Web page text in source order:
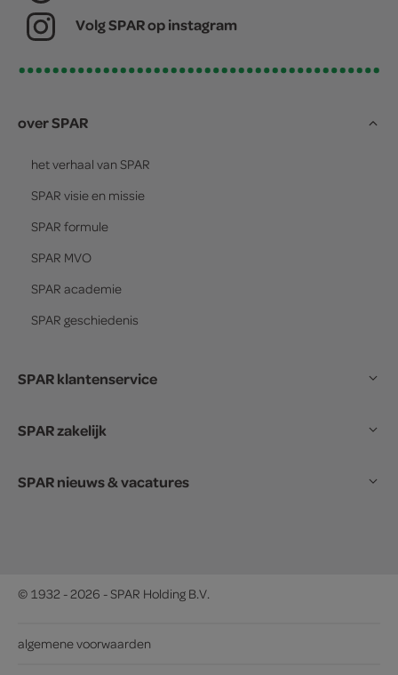
Volg SPAR op instagram
over SPAR
het verhaal van SPAR
SPAR visie en missie
SPAR formule
SPAR MVO
SPAR academie
SPAR geschiedenis
SPAR klantenservice
SPAR zakelijk
SPAR nieuws & vacatures
© 1932 - 2026 - SPAR Holding B.V.
algemene voorwaarden